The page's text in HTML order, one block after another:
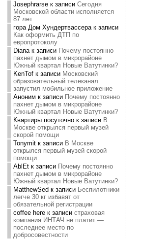
Josephrarseк записи Сегодня
Московской области исполняется
87 лет
гора Дом Хундертвассерак записи
Как оформить ДТП по
европротоколу
Dianaк записи Почему постоянно
пахнет дымом в микрорайоне
Южный квартал Новые Ватутинки?
KenTofк записи Московский
образовательный телеканал
запустил мобильное приложение
Аноним к записи Почему постоянно
пахнет дымом в микрорайоне
Южный квартал Новые Ватутинки?
Квартиры посуточнок записи В
Москве открылся первый музей
скорой помощи
Tonymitк записи В Москве
открылся первый музей скорой
помощи
AblEtк записи Почему постоянно
пахнет дымом в микрорайоне
Южный квартал Новые Ватутинки?
MatthewSed к записи Беспилотники
легче 30 кг избавят от
обязательной регистрации
coffee hereк записи страховая
компания ИНТАЧ не платит —
последнее место по
добросовестности